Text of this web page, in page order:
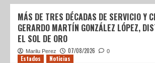
MÁS DE TRES DÉCADAS DE SERVICIO Y
GERARDO MARTÍN GONZÁLEZ LÓPEZ,
EL SOL DE ORO
Marilu Perez 07/08/2026 0
Estados Noticias